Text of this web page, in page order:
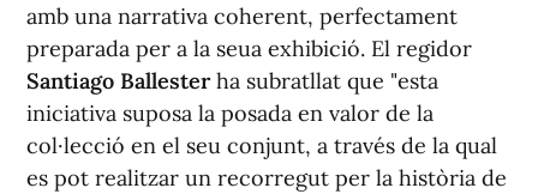
amb una narrativa coherent, perfectament
preparada per a la seua exhibició. El regidor
Santiago Ballesterha subratllat que "esta
iniciativa suposa la posada en valor de la
col·lecció en el seu conjunt, a través de la qual
es pot realitzar un recorregut per la història de